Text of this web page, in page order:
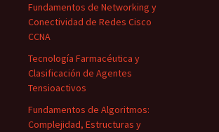
Fundamentos de Networking y
Conectividad de Redes Cisco
CCNA
Tecnología Farmacéutica y
Clasificación de Agentes
Tensioactivos
Fundamentos de Algoritmos:
Complejidad, Estructuras y